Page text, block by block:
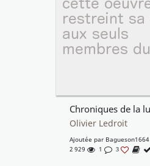
Olivier Ledroit
Ajoutée par Bagueson1664
2 929
1 3